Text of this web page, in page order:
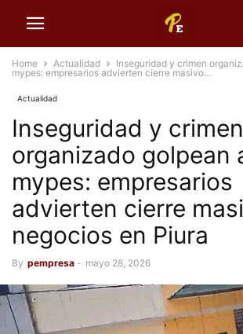
Home Actualidad
Inseguridad y crimen
mypes: empresarios advierten cierre masivo...
Actualidad
Inseguridad y crimen
organizado golpean
mypes: empresarios
advierten cierre
negocios en Piura
By pempresa - mayo 28, 2026